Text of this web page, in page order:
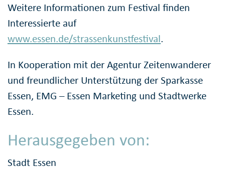
Weitere Informationen zum Festival finden
Interessierte auf
www.essen.de/strassenkunstfestival.
In Kooperation mit der Agentur Zeitenwanderer
und freundlicher Unterstützung der Sparkasse
Essen, EMG – Essen Marketing und Stadtwerke
Essen.
Herausgegeben von:
Stadt Essen